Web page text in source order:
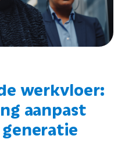
werkvloer:
aanpast